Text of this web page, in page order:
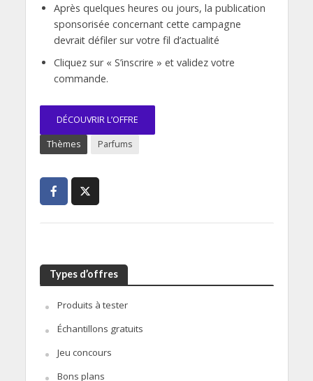
Après quelques heures ou jours, la publication
sponsorisée concernant cette campagne
devrait défiler sur votre fil d’actualité
Cliquez sur « S’inscrire » et validez votre
commande.
DÉCOUVRIR L’OFFRE
Thèmes Parfums
Types d’offres
Produits à tester
Échantillons gratuits
Jeu concours
Bons plans